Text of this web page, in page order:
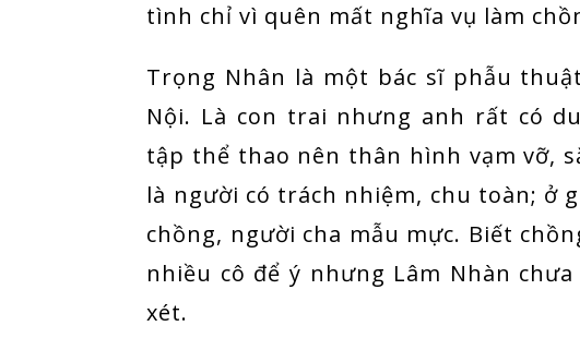
tình chỉ vì quên mất nghĩa vụ làm
Trọng Nhân là một bác sĩ phẫu
Nội. Là con trai nhưng anh rất có
tập thể thao nên thân hình vạm vỡ,
là người có trách nhiệm, chu toàn; ở
chồng, người cha mẫu mực. Biết
nhiều cô để ý nhưng Lâm Nhàn
xét.